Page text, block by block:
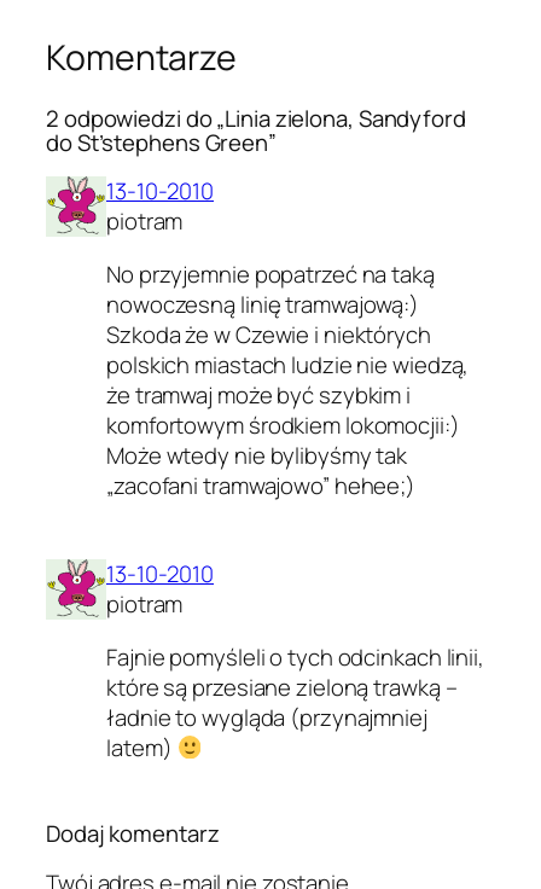
Komentarze
2 odpowiedzi do „Linia zielona, Sandyford
do St’stephens Green”
13-10-2010
piotram
No przyjemnie popatrzeć na taką
nowoczesną linię tramwajową:)
Szkoda że w Czewie i niektórych
polskich miastach ludzie nie wiedzą,
że tramwaj może być szybkim i
komfortowym środkiem lokomocjii:)
Może wtedy nie bylibyśmy tak
„zacofani tramwajowo” hehee;)
13-10-2010
piotram
Fajnie pomyśleli o tych odcinkach linii,
które są przesiane zieloną trawką –
ładnie to wygląda (przynajmniej
latem)
Dodaj komentarz
Twój adres e-mail nie zostanie